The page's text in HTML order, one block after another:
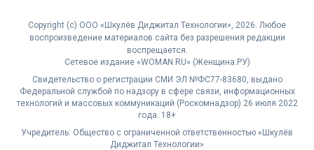
Copyright (с) ООО «Шкулёв Диджитал Технологии», 2026. Любое
воспроизведение материалов сайта без разрешения редакции
воспрещается.
Сетевое издание «WOMAN.RU» (Женщина.РУ)
Свидетельство о регистрации СМИ ЭЛ №ФС77-83680, выдано
Федеральной службой по надзору в сфере связи, информационных
технологий и массовых коммуникаций (Роскомнадзор) 26 июля 2022
года. 18+
Учредитель: Общество с ограниченной ответственностью «Шкулёв
Диджитал Технологии»